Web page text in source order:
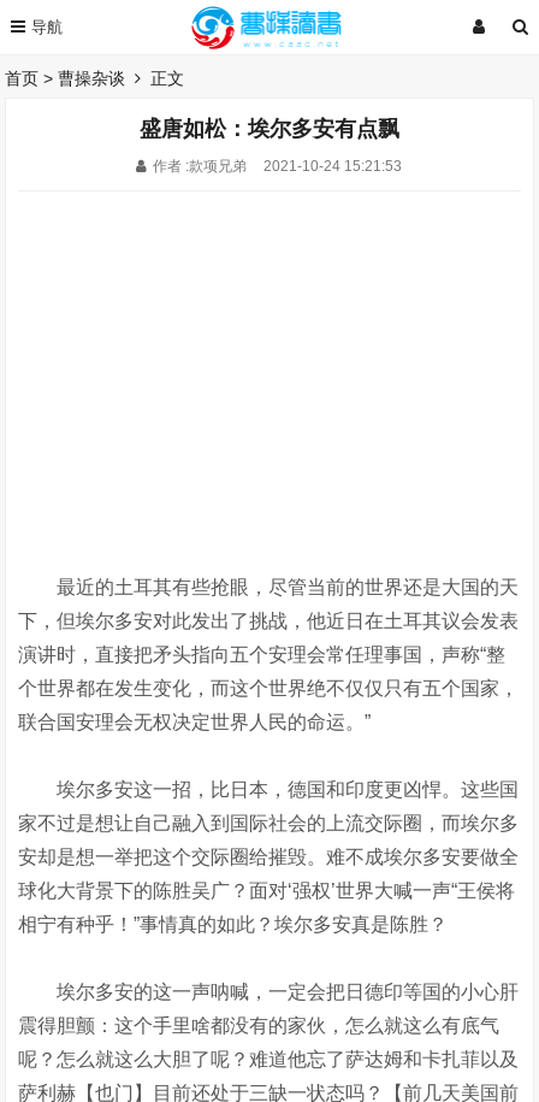
首页 >曹操杂谈 正文
盛唐如松：埃尔多安有点飘
作者 :款项兄弟 2021-10-24 15:21:53
最近的土耳其有些抢眼，尽管当前的世界还是大国的天
下，但埃尔多安对此发出了挑战，他近日在土耳其议会发表
演讲时，直接把矛头指向五个安理会常任理事国，声称“整
个世界都在发生变化，而这个世界绝不仅仅只有五个国家，
联合国安理会无权决定世界人民的命运。”
埃尔多安这一招，比日本，德国和印度更凶悍。这些国
家不过是想让自己融入到国际社会的上流交际圈，而埃尔多
安却是想一举把这个交际圈给摧毁。难不成埃尔多安要做全
球化大背景下的陈胜吴广？面对‘强权’世界大喊一声“王侯将
相宁有种乎！”事情真的如此？埃尔多安真是陈胜？
埃尔多安的这一声呐喊，一定会把日德印等国的小心肝
震得胆颤：这个手里啥都没有的家伙，怎么就这么有底气
呢？怎么就这么大胆了呢？难道他忘了萨达姆和卡扎菲以及
萨利赫【也门】目前还处于三缺一状态吗？【前几天美国前